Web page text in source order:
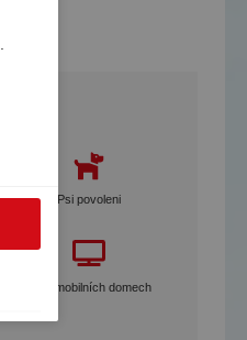
Psi povoleni
TV v mobilních domech